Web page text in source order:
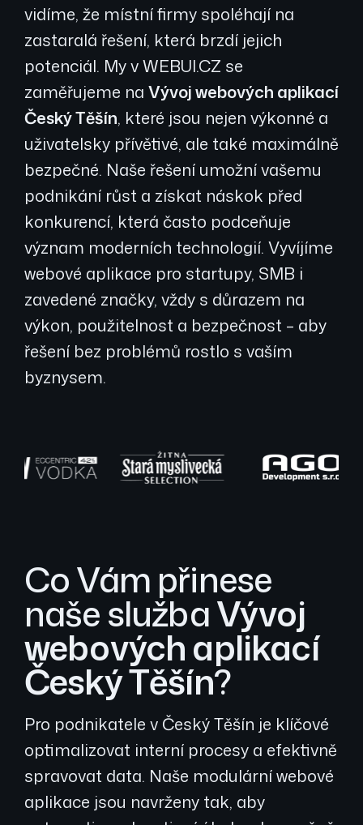
vidíme, že místní firmy spoléhají na
zastaralá řešení, která brzdí jejich
potenciál. My v WEBUI.CZ se
zaměřujeme na Vývoj webových aplikací
Český Těšín, které jsou nejen výkonné a
uživatelsky přívětivé, ale také maximálně
bezpečné. Naše řešení umožní vašemu
podnikání růst a získat náskok před
konkurencí, která často podceňuje
význam moderních technologií. Vyvíjíme
webové aplikace pro startupy, SMB i
zavedené značky, vždy s důrazem na
výkon, použitelnost a bezpečnost – aby
řešení bez problémů rostlo s vaším
byznysem.
Co Vám přinese
naše službaVývoj
webových aplikací
Český Těšín?
Pro podnikatele v Český Těšín je klíčové
optimalizovat interní procesy a efektivně
spravovat data. Naše modulární webové
aplikace jsou navrženy tak, aby